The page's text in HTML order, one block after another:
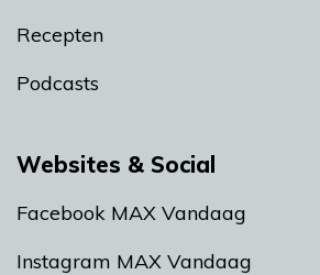
Recepten
Podcasts
Websites & Social
Facebook MAX Vandaag
Instagram MAX Vandaag